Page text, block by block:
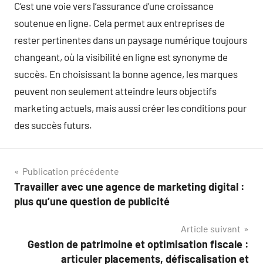
C’est une voie vers l’assurance d’une croissance
soutenue en ligne. Cela permet aux entreprises de
rester pertinentes dans un paysage numérique toujours
changeant, où la visibilité en ligne est synonyme de
succès. En choisissant la bonne agence, les marques
peuvent non seulement atteindre leurs objectifs
marketing actuels, mais aussi créer les conditions pour
des succès futurs.
Navigation
de
Publication précédente
Travailler avec une agence de marketing digital :
plus qu’une question de publicité
Article suivant
Gestion de patrimoine et optimisation fiscale :
articuler placements, défiscalisation et